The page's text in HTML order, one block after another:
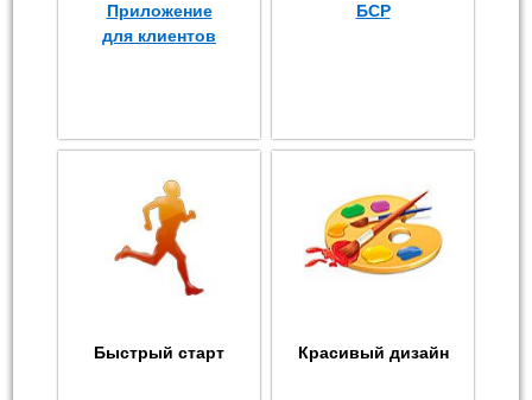
Приложение
для клиентов
БСР
Быстрый старт Красивый дизайн